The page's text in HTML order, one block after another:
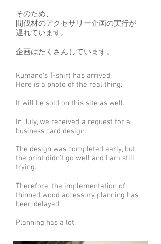
そのため、
間伐材のアクセサリー企画の実行が
遅れています。
企画はたくさんしています。
Kumano's T-shirt has arrived.
Here is a photo of the real thing.
​It will be sold on this site as well.
In July, we received a request for a
business card design.
The design was completed early, but
the print didn't go well and I am still
trying.
​Therefore, the implementation of
thinned wood accessory planning has
been delayed.
Planning has a lot.